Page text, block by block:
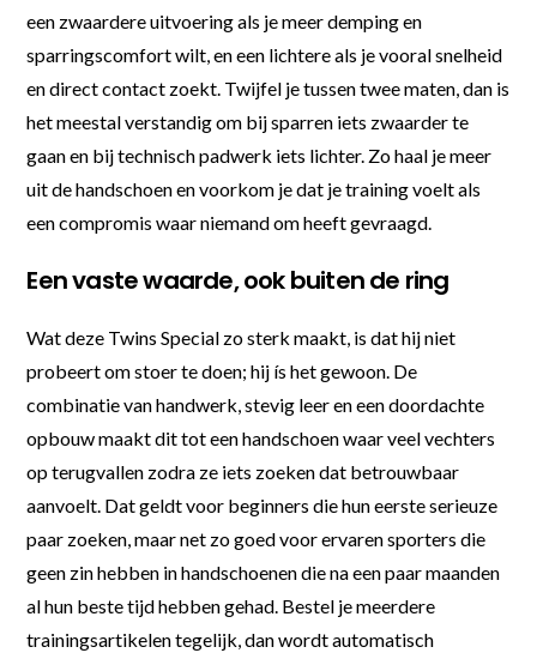
een zwaardere uitvoering als je meer demping en
sparringscomfort wilt, en een lichtere als je vooral snelheid
en direct contact zoekt. Twijfel je tussen twee maten, dan is
het meestal verstandig om bij sparren iets zwaarder te
gaan en bij technisch padwerk iets lichter. Zo haal je meer
uit de handschoen en voorkom je dat je training voelt als
een compromis waar niemand om heeft gevraagd.
Een vaste waarde, ook buiten de ring
Wat deze Twins Special zo sterk maakt, is dat hij niet
probeert om stoer te doen; hij ís het gewoon. De
combinatie van handwerk, stevig leer en een doordachte
opbouw maakt dit tot een handschoen waar veel vechters
op terugvallen zodra ze iets zoeken dat betrouwbaar
aanvoelt. Dat geldt voor beginners die hun eerste serieuze
paar zoeken, maar net zo goed voor ervaren sporters die
geen zin hebben in handschoenen die na een paar maanden
al hun beste tijd hebben gehad. Bestel je meerdere
trainingsartikelen tegelijk, dan wordt automatisch